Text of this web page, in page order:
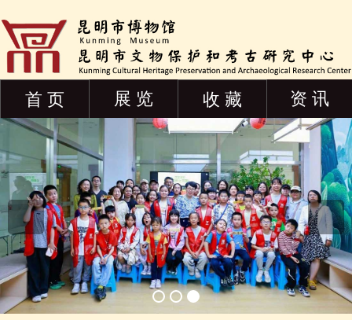
首 页 展 览 收 藏 资 讯